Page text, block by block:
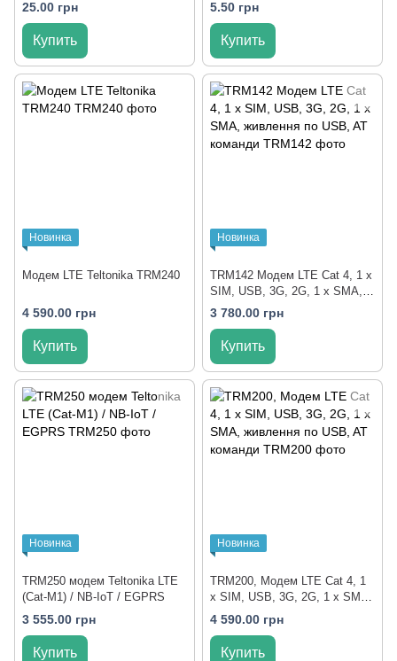
25.00 грн
Купить
5.50 грн
Купить
Новинка
Модем LTE Teltonika TRM240
4 590.00 грн
Купить
Новинка
TRM142 Модем LTE Cat 4, 1 x
SIM, USB, 3G, 2G, 1 x SMA,
живлення по USB, AT команди
3 780.00 грн
Купить
Новинка
TRM250 модем Teltonika LTE
(Cat-M1) / NB-IoT / EGPRS
3 555.00 грн
Купить
Новинка
TRM200, Модем LTE Cat 4, 1
x SIM, USB, 3G, 2G, 1 x SMA,
живлення по USB, AT команди
4 590.00 грн
Купить